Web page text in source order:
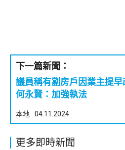
下一篇新聞：
議員稱有劏房戶因業主提
何永賢：加強執法
本地 04.11.2024
更多即時新聞